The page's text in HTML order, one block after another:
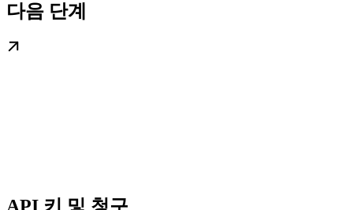
다음 단계